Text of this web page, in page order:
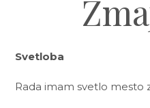
Svetloba
Rada imam svetlo